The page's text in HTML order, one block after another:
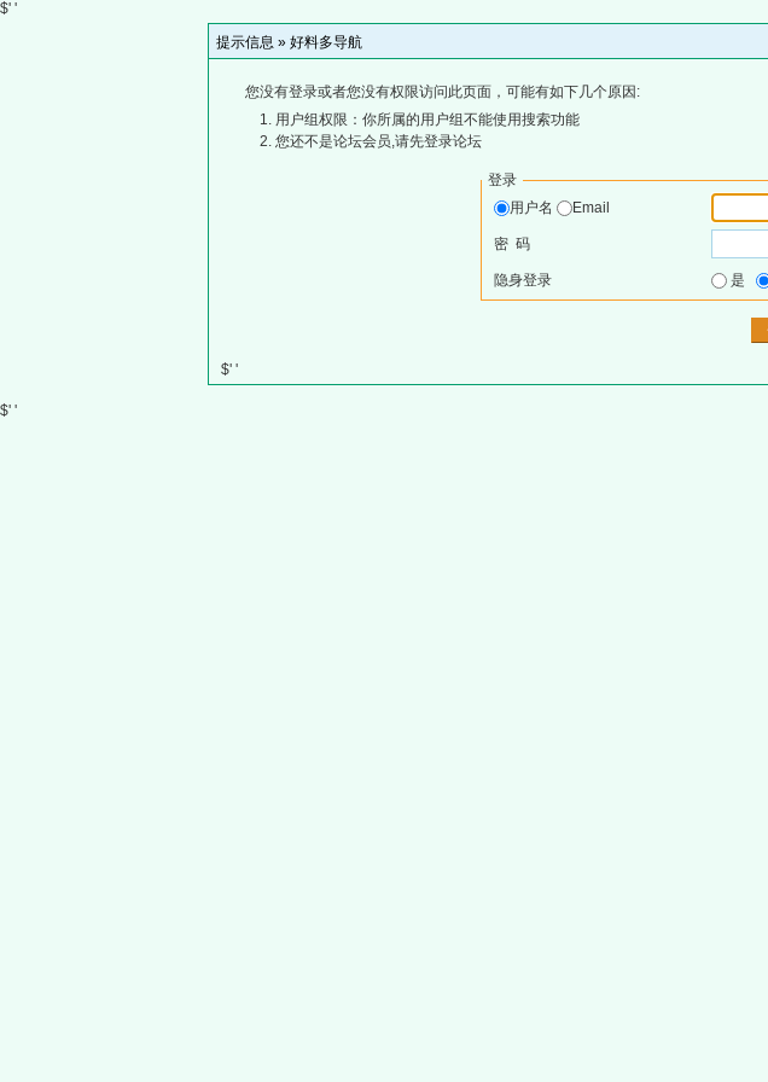
$' '
提示信息 » 好料多导航
您没有登录或者您没有权限访问此页面，可能有如下几个原因:
用户组权限：你所属的用户组不能使用搜索功能
您还不是论坛会员,请先登录论坛
登录
用户名
Email
密 码
隐身登录 是
$' '
$' '